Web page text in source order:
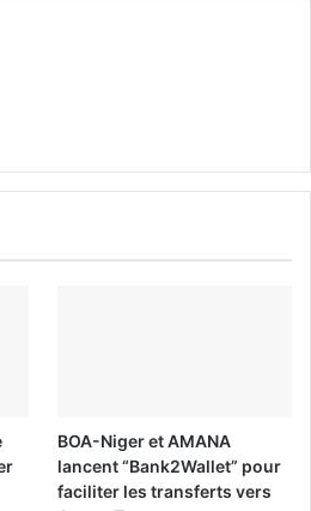
BOA-Niger et AMANA
lancent “Bank2Wallet” pour
faciliter les transferts vers